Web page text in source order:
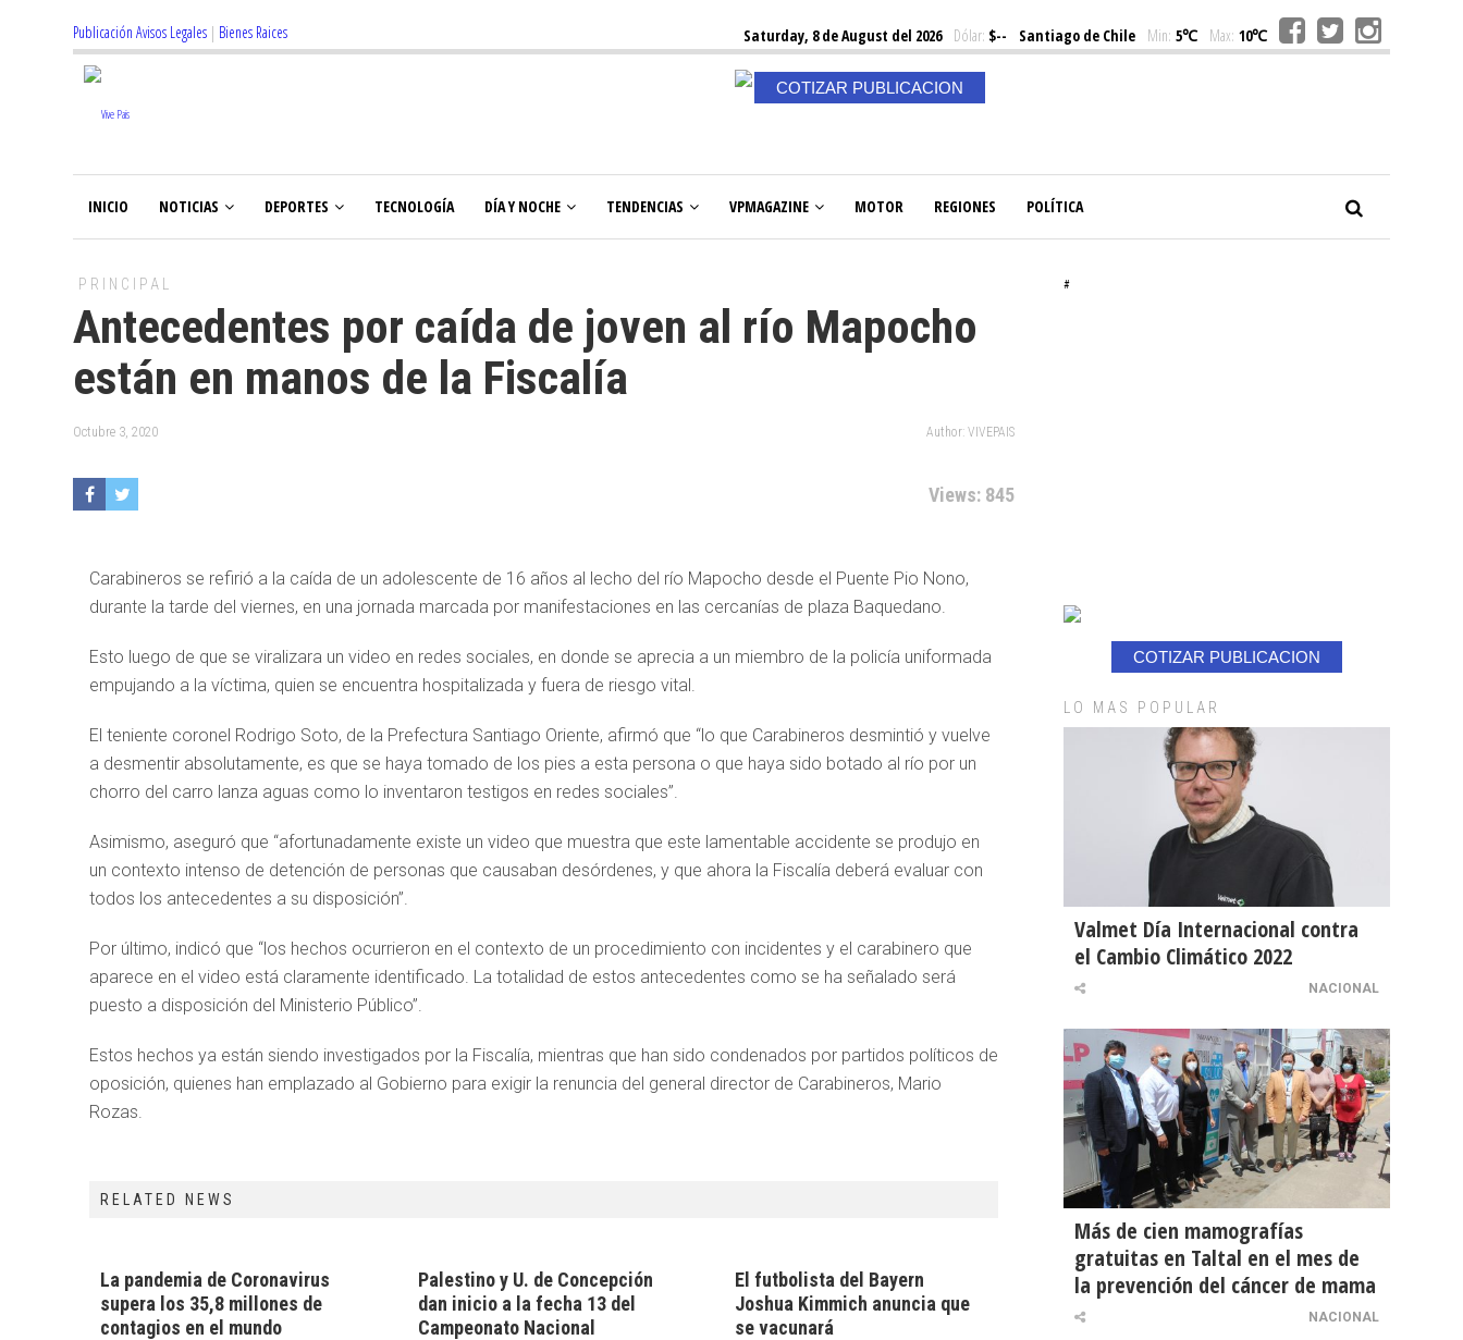
Publicación Avisos Legales | Bienes Raices Saturday, 8 de August del 2026Dólar: $-- Santiago de Chile Min: 5℃ Max: 10℃
COTIZAR PUBLICACION
INICIO NOTICIAS DEPORTES TECNOLOGÍA DÍA Y NOCHE TENDENCIAS VPMAGAZINE MOTOR REGIONES POLÍTICA
PRINCIPAL
Antecedentes por caída de joven al río Mapocho
están en manos de la Fiscalía
Octubre 3, 2020 Author: VIVEPAIS
Views: 845
Carabineros se refirió a la caída de un adolescente de 16 años al lecho del río Mapocho desde el Puente Pio Nono,
durante la tarde del viernes, en una jornada marcada por manifestaciones en las cercanías de plaza Baquedano.
Esto luego de que se viralizara un video en redes sociales, en donde se aprecia a un miembro de la policía uniformada
empujando a la víctima, quien se encuentra hospitalizada y fuera de riesgo vital.
El teniente coronel Rodrigo Soto, de la Prefectura Santiago Oriente, afirmó que “lo que Carabineros desmintió y vuelve
a desmentir absolutamente, es que se haya tomado de los pies a esta persona o que haya sido botado al río por un
chorro del carro lanza aguas como lo inventaron testigos en redes sociales”.
Asimismo, aseguró que “afortunadamente existe un video que muestra que este lamentable accidente se produjo en
un contexto intenso de detención de personas que causaban desórdenes, y que ahora la Fiscalía deberá evaluar con
todos los antecedentes a su disposición”.
Por último, indicó que “los hechos ocurrieron en el contexto de un procedimiento con incidentes y el carabinero que
aparece en el video está claramente identificado. La totalidad de estos antecedentes como se ha señalado será
puesto a disposición del Ministerio Público”.
Estos hechos ya están siendo investigados por la Fiscalía, mientras que han sido condenados por partidos políticos de
oposición, quienes han emplazado al Gobierno para exigir la renuncia del general director de Carabineros, Mario
Rozas.
RELATED NEWS
La pandemia de Coronavirus
supera los 35,8 millones de
contagios en el mundo
Palestino y U. de Concepción
dan inicio a la fecha 13 del
Campeonato Nacional
El futbolista del Bayern
Joshua Kimmich anuncia que
se vacunará
#
COTIZAR PUBLICACION
LO MAS POPULAR
Valmet Día Internacional contra
el Cambio Climático 2022
NACIONAL
Más de cien mamografías
gratuitas en Taltal en el mes de
la prevención del cáncer de mama
NACIONAL